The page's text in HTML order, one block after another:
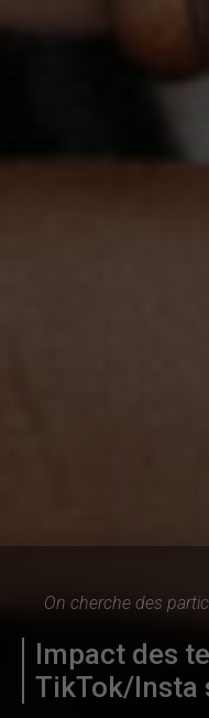
On cherche des
Impact des
TikTok/Insta